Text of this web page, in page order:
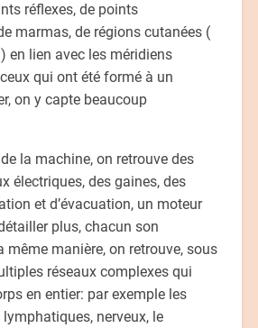
réflexes, de points
marmas, de régions cutanées (
) en lien avec les méridiens
qui ont été formé à un
on y capte beaucoup
la machine, on retrouve des
électriques, des gaines, des
et d’évacuation, un moteur
plus, chacun son
même manière, on retrouve, sous
réseaux complexes qui
en entier: par exemple les
nerveux, le